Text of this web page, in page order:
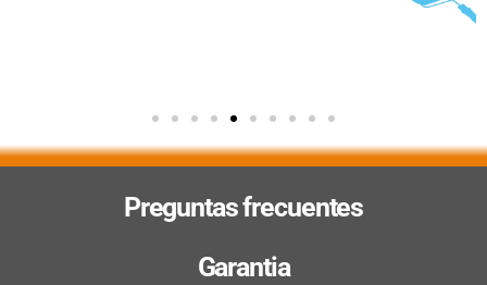
Preguntas frecuentes
Garantia